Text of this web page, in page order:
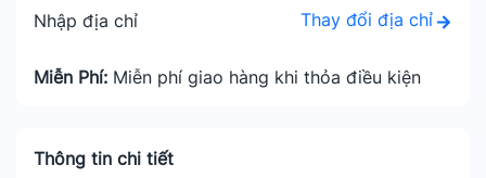
Nhập địa chỉ Thay đổi địa chỉ
Miễn Phí: Miễn phí giao hàng khi thỏa điều kiện
Thông tin chi tiết